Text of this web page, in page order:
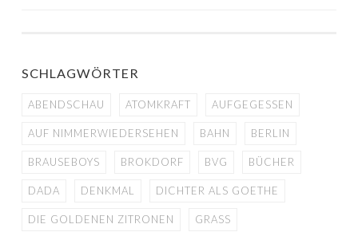
SCHLAGWÖRTER
ABENDSCHAU ATOMKRAFT AUFGEGESSEN
AUF NIMMERWIEDERSEHEN BAHN BERLIN
BRAUSEBOYS BROKDORF BVG BÜCHER
DADA DENKMAL DICHTER ALS GOETHE
DIE GOLDENEN ZITRONEN GRASS